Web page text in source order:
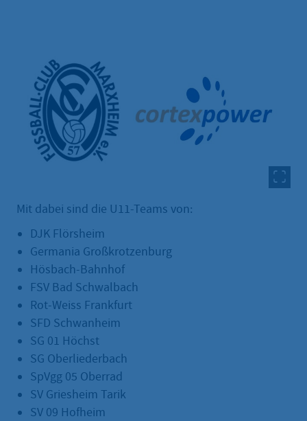
Mit dabei sind die U11-Teams von:
DJK Flörsheim
Germania Großkrotzenburg
Hösbach-Bahnhof
FSV Bad Schwalbach
Rot-Weiss Frankfurt
SFD Schwanheim
SG 01 Höchst
SG Oberliederbach
SpVgg 05 Oberrad
SV Griesheim Tarik
SV 09 Hofheim